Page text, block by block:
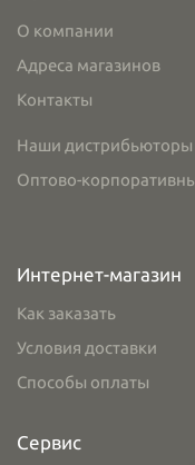
О компании
Адреса магазинов
Контакты
Наши дистрибьюторы
Оптово-
Интернет-магазин
Как заказать
Условия доставки
Способы оплаты
Сервис